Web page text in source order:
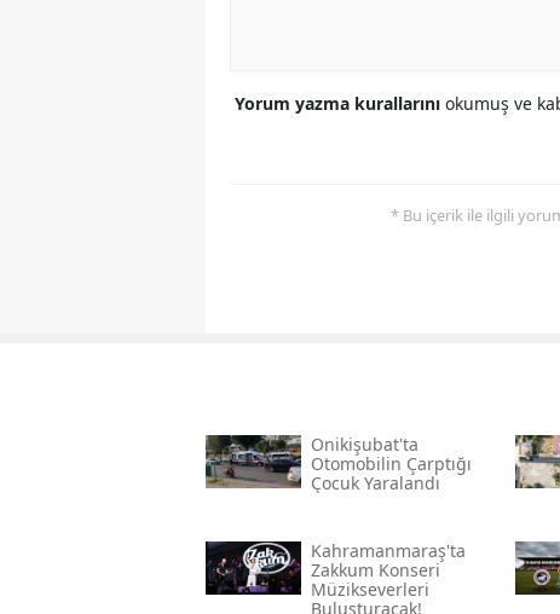
Yorum yazma kurallarını okumuş ve
* Bu içerik ile ilgili
Onikişubat'ta
Otomobilin Çarptığı
Çocuk Yaralandı
Kahramanmaraş'ta
Zakkum Konseri
Müzikseverleri
Buluşturacak!